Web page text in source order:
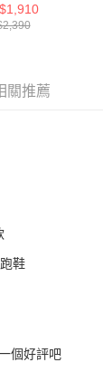
關推薦
鞋
個好評吧